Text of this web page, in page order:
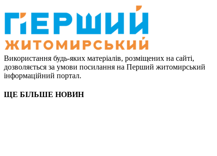
Використання будь-яких матеріалів, розміщених на сайті,
дозволяється за умови посилання на Перший житомирський
інформаційний портал.
ЩЕ БІЛЬШЕ НОВИН